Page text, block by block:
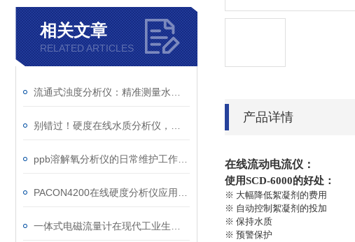
相关文章
RELATED ARTICLES
产品详情
在线流动电流仪 ：
使用SCD-6000的好处：
※ 大幅降低絮凝剂的费用
※ 自动控制絮凝剂的投加
※ 保持水质
※ 预警保护